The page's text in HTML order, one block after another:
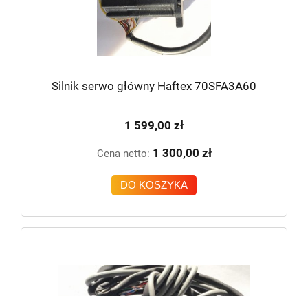
Silnik serwo główny Haftex 70SFA3A60
1 599,00 zł
Cena netto: 1 300,00 zł
DO KOSZYKA